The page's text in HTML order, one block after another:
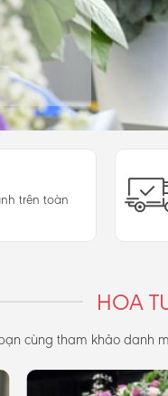
trên toàn
HOA
cùng tham khảo danh